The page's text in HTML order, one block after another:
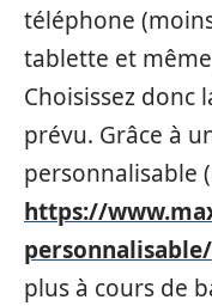
téléphone
tablette et
Choisissez donc
prévu. Grâce à
personnalisable
https://
personnalisable/
plus à cours de